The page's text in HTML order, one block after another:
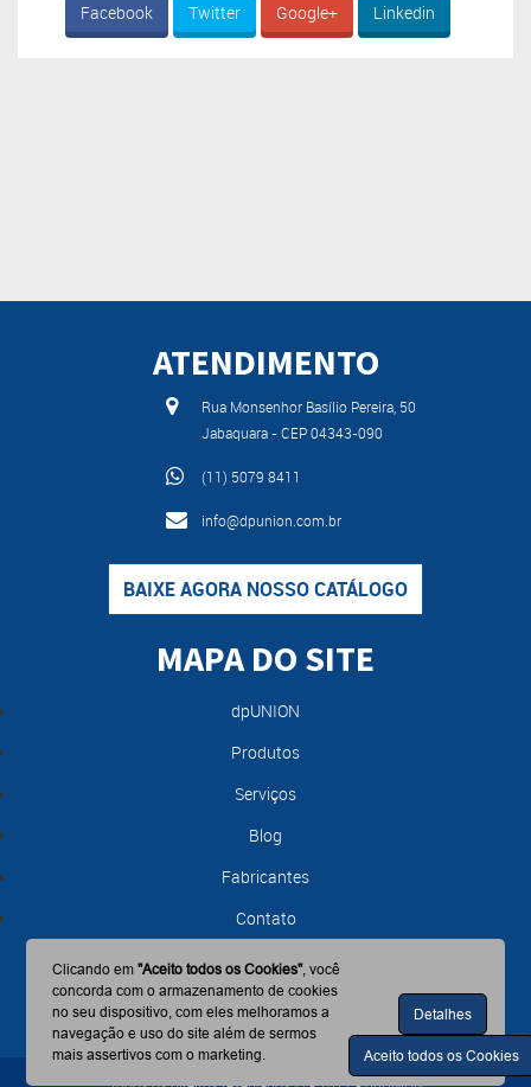
Facebook Twitter Google+ Linkedin
ATENDIMENTO
Rua Monsenhor Basílio Pereira, 50
Jabaquara - CEP 04343-090
(11) 5079 8411
info@dpunion.com.br
BAIXE AGORA NOSSO CATÁLOGO
MAPA DO SITE
dpUNION
Produtos
Serviços
Blog
Fabricantes
Contato
Clicando em"Aceito todos os Cookies", você
concorda com o armazenamento de cookies
no seu dispositivo, com eles melhoramos a
navegação e uso do site além de sermos
mais assertivos com o marketing.
Detalhes
Aceito todos os Cookies